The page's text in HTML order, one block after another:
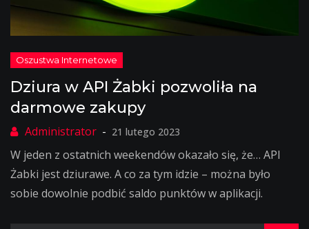
Dziura w API Żabki pozwoliła na
darmowe zakupy
21 lutego 2023
W jeden z ostatnich weekendów okazało się, że… API
Żabki jest dziurawe. A co za tym idzie – można było
sobie dowolnie podbić saldo punktów w aplikacji.